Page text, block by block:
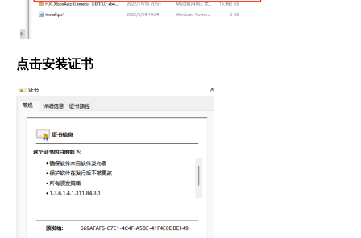
点击安装证书